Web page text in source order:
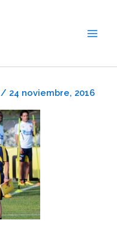
/ 24 noviembre, 2016